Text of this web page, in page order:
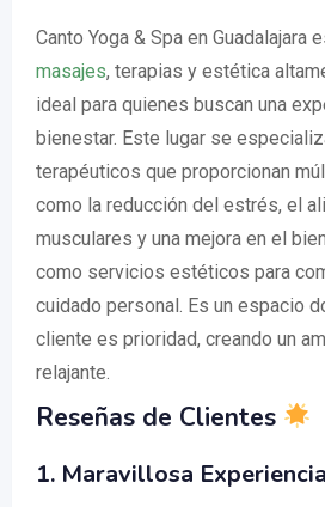
Canto Yoga & Spa en Guadalajara
masajes, terapias y estética
ideal para quienes buscan una
bienestar. Este lugar se
terapéuticos que proporcionan
como la reducción del estrés, el
musculares y una mejora en el
como servicios estéticos para
cuidado personal. Es un espacio
cliente es prioridad, creando un
relajante.
Reseñas de Clientes
1. Maravillosa Experiencia